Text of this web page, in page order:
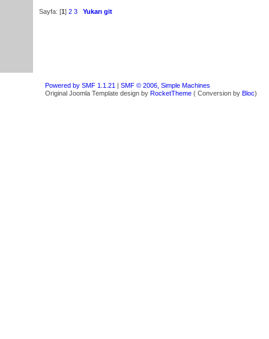
Sayfa: [1] 2 3 Yukarı git
Powered by SMF 1.1.21 | SMF © 2006, Simple Machines
Original Joomla Template design by RocketTheme ( Conversion by Bloc)